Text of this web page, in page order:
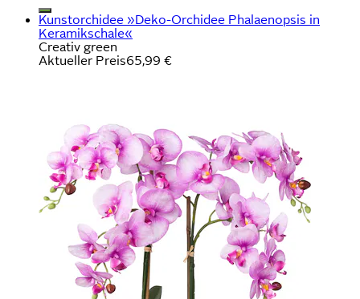
Kunstorchidee »Deko-Orchidee Phalaenopsis in
Keramikschale«
Creativ green
Aktueller Preis65,99 €